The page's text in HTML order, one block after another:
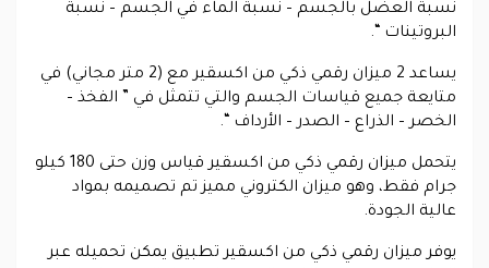
نسبة العضل بالجسم – نسبة الماء في الجسم – نسبة
البروتينات “.
يساعد 2 ميزان رقمي ذكي من اكسقير مع (2 متر مجاني) في
متايعة جميع قياسات الجسم والتي تتمثل في ” الفخذ –
الخصر – الذراع – الصدر – الأرداف “.
يتحمل ميزان رقمي ذكي من اكسقير قياس وزن حتى 180 كيلو
جرام فقط، وهو ميزان الكتروني مميز تم تصميمه بمواد
عالية الجودة.
يوفر ميزان رقمي ذكي من اكسقير تطبيق يمكن تحميله عبر